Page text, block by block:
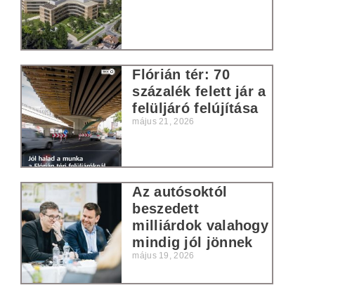
Flórián tér: 70
százalék felett jár a
felüljáró felújítása
május 21, 2026
Az autósoktól
beszedett
milliárdok valahogy
mindig jól jönnek
május 19, 2026